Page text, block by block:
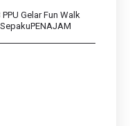
Gelar Fun Walk